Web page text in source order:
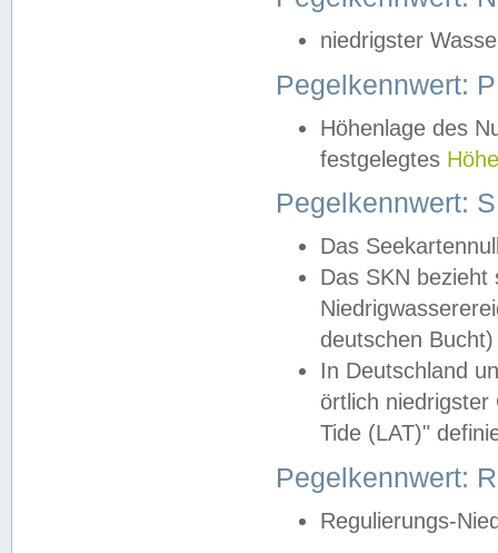
niedrigster
Pegelkennwert:
Höhenlage des
festgelegtes
Pegelkennwert:
Das
Das SKN
deutschen
In Deutschland
örtlich
Tide (LAT)"
Pegelkennwert:
Regulierungs-